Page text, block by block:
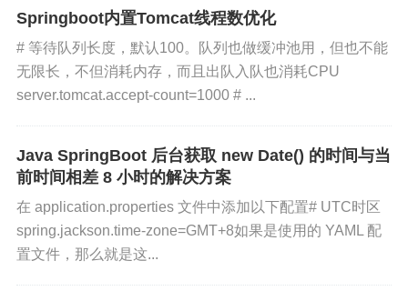
Springboot内置Tomcat线程数优化
# 等待队列长度，默认100。队列也做缓冲池用，但也不能
无限长，不但消耗内存，而且出队入队也消耗CPU
server.tomcat.accept-count=1000 # ...
Java SpringBoot 后台获取 new Date() 的时间与当
前时间相差 8 小时的解决方案
在 application.properties 文件中添加以下配置# UTC时区
spring.jackson.time-zone=GMT+8如果是使用的 YAML 配
置文件，那么就是这...